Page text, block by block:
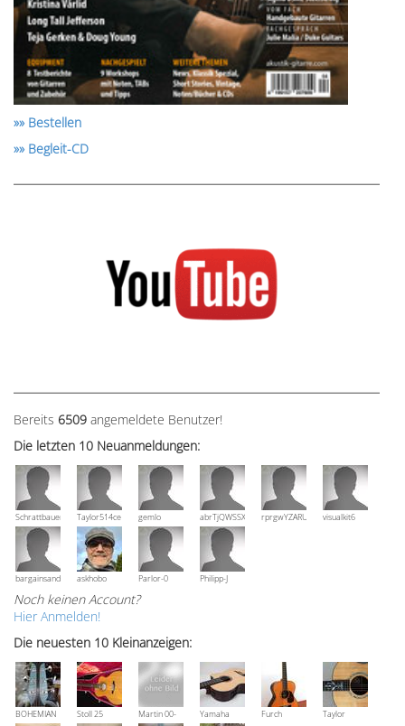
»» Bestellen
»» Begleit-CD
Bereits 6509 angemeldete Benutzer!
Die letzten 10 Neuanmeldungen:
Schrattbauer Taylor514ce gemlo abrTjQWSSXuVznPolErprgwYZARUTZQyCWESpD
visualkit6
bargainsandmoreaskhobo Parlor-0 Philipp-J
Noch keinen Account?
Hier Anmelden!
Die neuesten 10 Kleinanzeigen:
BOHEMIAN
Stoll 25
Martin 00-
Yamaha
Furch
Taylor